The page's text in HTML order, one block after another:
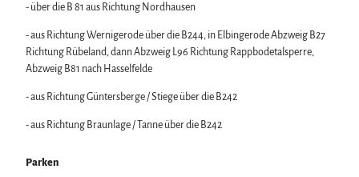
- über die B 81 aus Richtung Nordhausen
- aus Richtung Wernigerode über die B244, in Elbingerode Abzweig B27
Richtung Rübeland, dann Abzweig L96 Richtung Rappbodetalsperre,
Abzweig B81 nach Hasselfelde
- aus Richtung Güntersberge / Stiege über die B242
- aus Richtung Braunlage / Tanne über die B242
Parken